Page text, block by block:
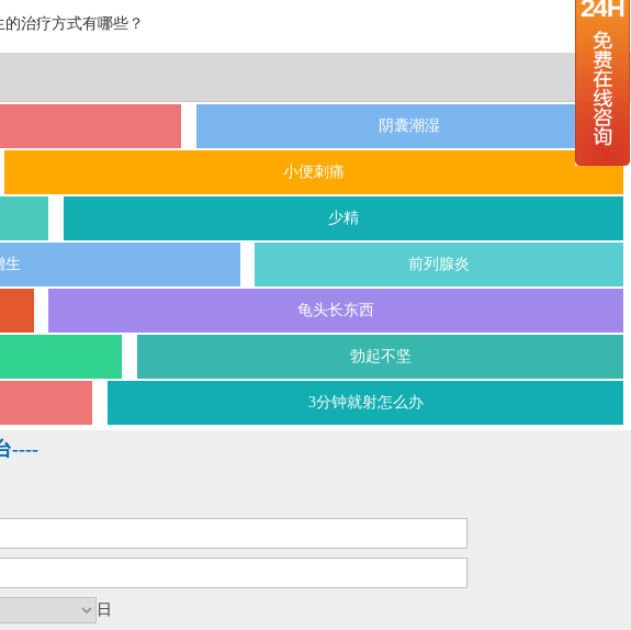
治疗方式有哪些？
阴囊潮湿
小便刺痛
少精
生 前列腺炎
龟头长东西
勃起不坚
3分钟就射怎么办
----
日